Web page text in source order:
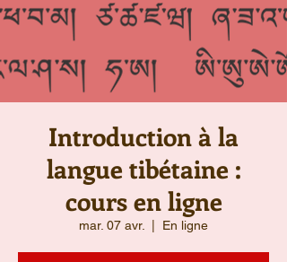
Introduction à la
langue tibétaine :
cours en ligne
mar. 07 avr. En ligne